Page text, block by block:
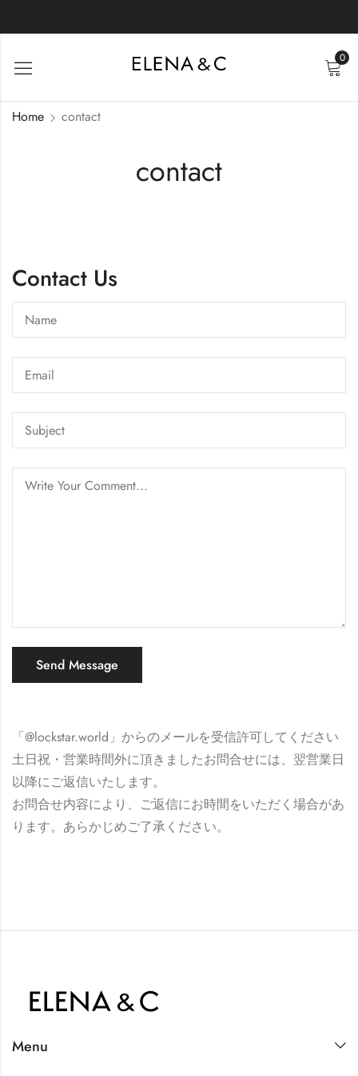
0
contact
Home contact
Contact Us
「@lockstar.world」からのメールを受信許可してください
土日祝・営業時間外に頂きましたお問合せには、翌営業日
以降にご返信いたします。
お問合せ内容により、ご返信にお時間をいただく場合があ
ります。あらかじめご了承ください。
Menu